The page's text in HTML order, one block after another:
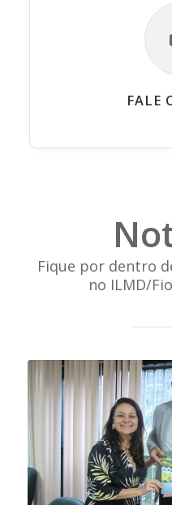
FALE
Fique por dentro
no ILMD/